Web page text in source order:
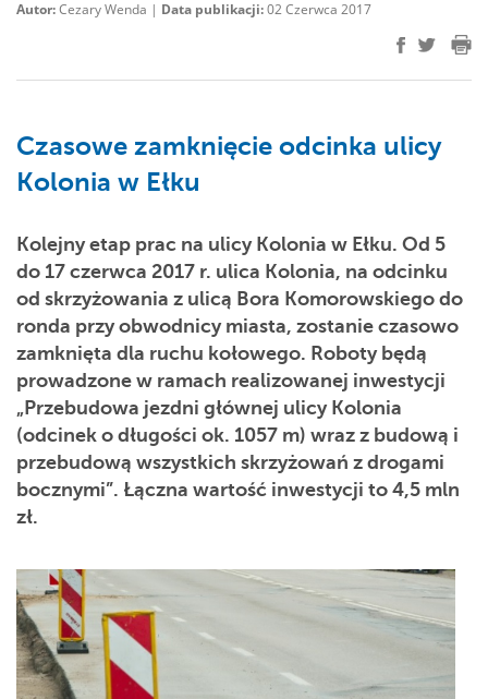
Autor:Cezary Wenda | Data publikacji:02 Czerwca 2017
Czasowe zamknięcie odcinka ulicy
Kolonia w Ełku
Kolejny etap prac na ulicy Kolonia w Ełku. Od 5
do 17 czerwca 2017 r. ulica Kolonia, na odcinku
od skrzyżowania z ulicą Bora Komorowskiego do
ronda przy obwodnicy miasta, zostanie czasowo
zamknięta dla ruchu kołowego. Roboty będą
prowadzone w ramach realizowanej inwestycji
„Przebudowa jezdni głównej ulicy Kolonia
(odcinek o długości ok. 1057 m) wraz z budową i
przebudową wszystkich skrzyżowań z drogami
bocznymi”. Łączna wartość inwestycji to 4,5 mln
zł.